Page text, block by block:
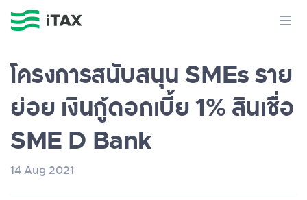
โครงการสนับสนุน SMEs ราย
ย่อย เงินกู้ดอกเบี้ย 1% สินเชื่อ
SME D Bank
14 Aug 2021